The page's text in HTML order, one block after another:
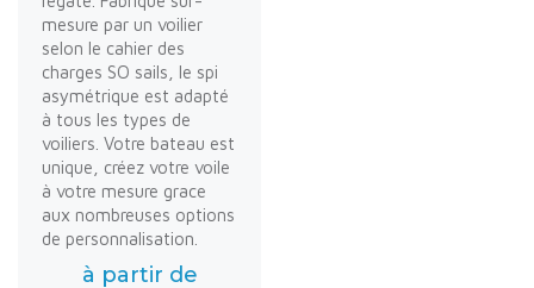
mesure par un voilier
selon le cahier des
charges SO sails, le spi
asymétrique est adapté
à tous les types de
voiliers. Votre bateau est
unique, créez votre voile
à votre mesure grace
aux nombreuses options
de personnalisation.
à partir de